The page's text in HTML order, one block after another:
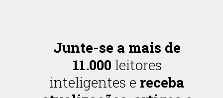
Junte-se a mais de
11.000 leitores
inteligentes e receba